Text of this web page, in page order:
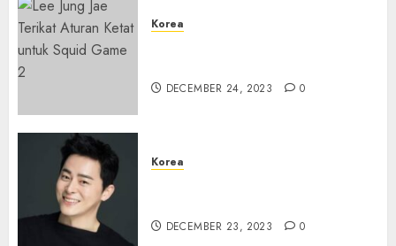
Korea
DECEMBER 24, 2023 0
Korea
DECEMBER 23, 2023 0